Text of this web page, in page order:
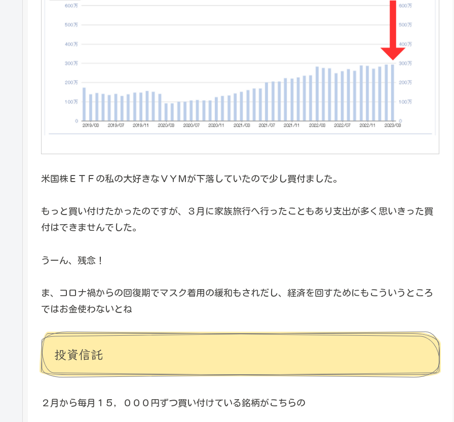
米国株ＥＴＦの私の大好きなＶＹＭが下落していたので少し買付ました。
もっと買い付けたかったのですが、３月に家族旅行へ行ったこともあり支出が多く思いきった買
付はできませんでした。
うーん、残念！
ま、コロナ禍からの回復期でマスク着用の緩和もされだし、経済を回すためにもこういうところ
ではお金使わないとね
投資信託
２月から毎月１５，０００円ずつ買い付けている銘柄がこちらの